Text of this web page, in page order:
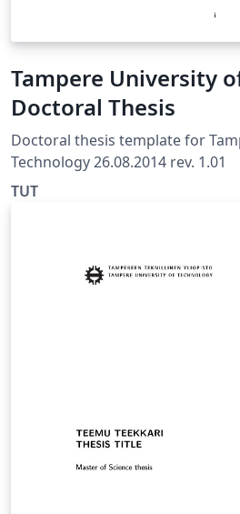
Tampere University
Doctoral Thesis
Doctoral thesis template for
Technology 26.08.2014 rev. 1.01
TUT